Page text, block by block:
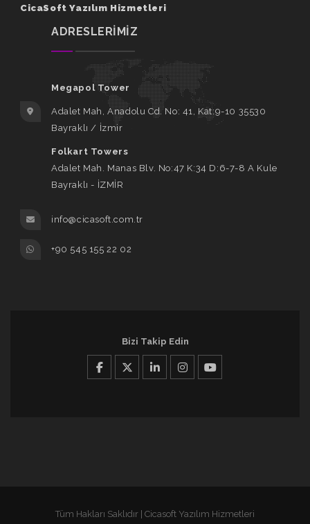
CicaSoft Yazılım Hizmetleri
ADRESLERİMİZ
Megapol Tower
Adalet Mah, Anadolu Cd. No: 41, Kat:9-10 35530
Bayraklı / İzmir
Folkart Towers
Adalet Mah. Manas Blv. No:47 K:34 D:6-7-8 A Kule
Bayraklı - İZMİR
info@cicasoft.com.tr
+90 545 155 22 02
Bizi Takip Edin
Tüm Hakları Saklıdır | Cicasoft Yazılım Hizmetleri